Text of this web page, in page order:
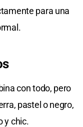
para una
con todo, pero
pastel o negro,
y chic.